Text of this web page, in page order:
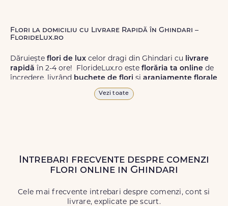
Flori la domiciliu cu Livrare Rapidă în Ghindari –
FlorideLux.ro
Dăruiește flori de lux celor dragi din Ghindari cu livrare
rapidă în 2-4 ore! FlorideLux.ro este florăria ta online de
încredere, livrând buchete de flori și aranjamente florale
de calitate superioară în Ghindari și în toată România.
Livrăm buchete de florichiar și în weekend, pentru ca tu
să poți adresa un gest frumos atunci când ai nevoie.
Vezi toate
Intrebari frecvente despre comenzi
flori online in Ghindari
Cele mai frecvente intrebari despre comenzi, cont si
livrare, explicate pe scurt.